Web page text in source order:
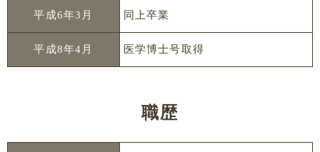
平成6年3月 同上卒業
平成8年4月 医学博士号取得
職歴